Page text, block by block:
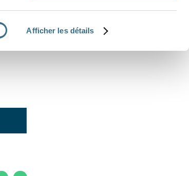
Afficher les détails